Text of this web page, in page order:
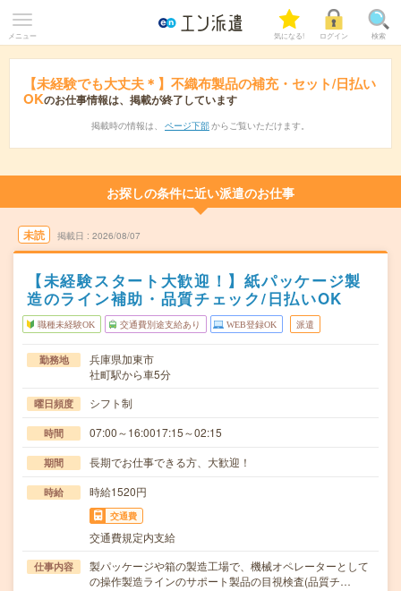
メニュー 気になる! ログイン 検索
【未経験でも大丈夫＊】不織布製品の補充・セット/日払い
OKのお仕事情報は、掲載が終了しています
掲載時の情報は、 ページ下部 からご覧いただけます。
お探しの条件に近い派遣のお仕事
未読 掲載日 2026/08/07
【未経験スタート大歓迎！】紙パッケージ製
造のライン補助・品質チェック/日払いOK
職種未経験OK 交通費別途支給あり WEB登録OK 派遣
勤務地
兵庫県加東市
社町駅から車5分
曜日頻度 シフト制
時間 07:00～16:0017:15～02:15
期間 長期でお仕事できる方、大歓迎！
時給 時給1520円
交通費
交通費規定内支給
仕事内容
製パッケージや箱の製造工場で、機械オペレーターとして
の操作製造ラインのサポート製品の目視検査(品質チ…